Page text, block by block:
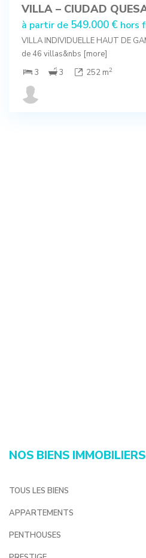
VILLA – CIUDAD
à partir de 549.000 € hors
VILLA INDIVIDUELLE HAUT DE
de 46 villas&nbs [more]
3
3 252 m2
NOS BIENS IMMOBILIERS
TOUS LES BIENS
APPARTEMENTS
PENTHOUSES